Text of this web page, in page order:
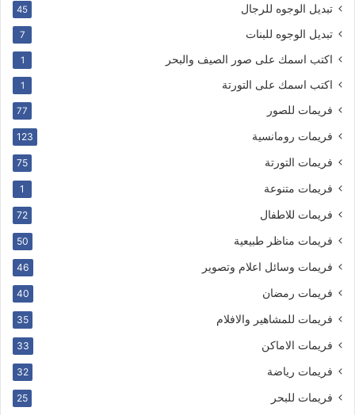
تبديل الوجوه للرجال 45
تبديل الوجوه للبنات 7
اكتب اسمك على صور الصيف والبحر 1
اكتب اسمك على التورتة 1
فريمات للصور 77
فريمات رومانسية 123
فريمات التورتة 75
فريمات متنوعة 1
فريمات للاطفال 72
فريمات مناظر طبيعية 50
فريمات وسائل اعلام وتصوير 46
فريمات رمضان 40
فريمات للمشاهير والافلام 35
فريمات الاماكن 33
فريمات رياضة 32
فريمات للبحر 25